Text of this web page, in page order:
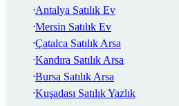
Antalya Satılık Ev
Mersin Satılık Ev
Çatalca Satılık Arsa
Kandıra Satılık Arsa
Bursa Satılık Arsa
Kuşadası Satılık Yazlık